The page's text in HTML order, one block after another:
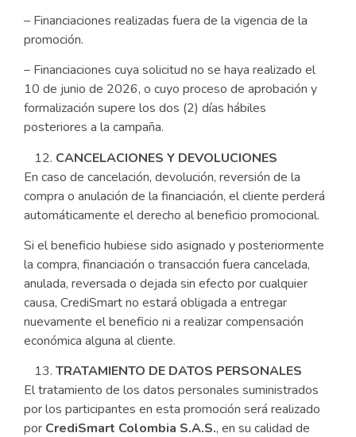
– Financiaciones realizadas fuera de la vigencia de la
promoción.
– Financiaciones cuya solicitud no se haya realizado el
10 de junio de 2026, o cuyo proceso de aprobación y
formalización supere los dos (2) días hábiles
posteriores a la campaña.
CANCELACIONES Y DEVOLUCIONES
En caso de cancelación, devolución, reversión de la
compra o anulación de la financiación, el cliente perderá
automáticamente el derecho al beneficio promocional.
Si el beneficio hubiese sido asignado y posteriormente
la compra, financiación o transacción fuera cancelada,
anulada, reversada o dejada sin efecto por cualquier
causa, CrediSmart no estará obligada a entregar
nuevamente el beneficio ni a realizar compensación
económica alguna al cliente.
TRATAMIENTO DE DATOS PERSONALES
El tratamiento de los datos personales suministrados
por los participantes en esta promoción será realizado
por CrediSmart Colombia S.A.S., en su calidad de